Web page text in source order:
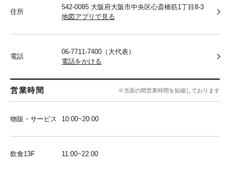
住所
542-0085 大阪府大阪市中央区心斎橋筋1丁目8-3
地図アプリで見る
電話
06-7711-7400（大代表）
電話をかける
営業時間 ※当面の間営業時間を短縮しております
物販・サービス 10:00~20:00
飲食13F 11:00~22:00